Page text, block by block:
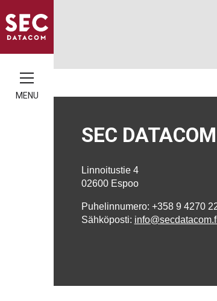
MENU
SEC
Linnoitustie 4
02600 Espoo
Puhelinnumero: +358 9 4270
Sähköposti: